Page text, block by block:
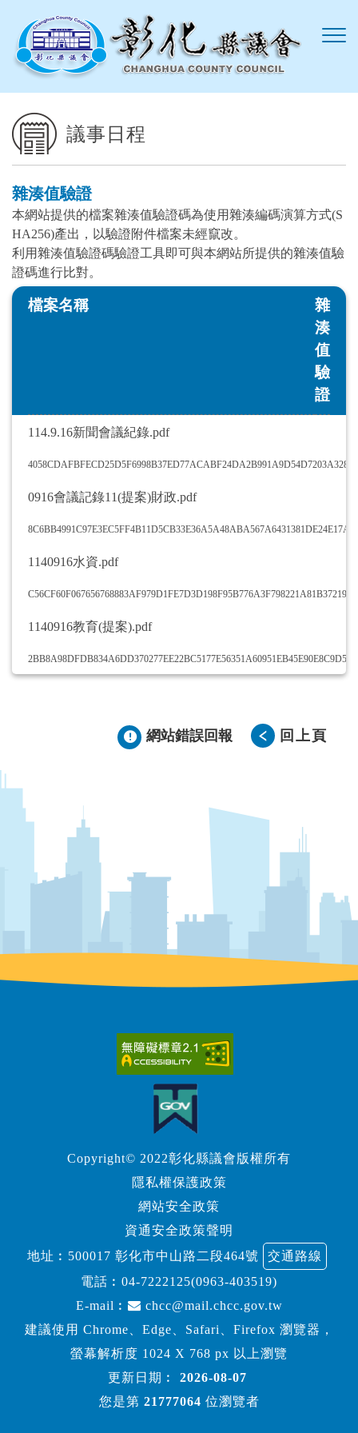
議事日程
雜湊值驗證
本網站提供的檔案雜湊值驗證碼為使用雜湊編碼演算方式(S
HA256)產出，以驗證附件檔案未經竄改。
利用雜湊值驗證碼驗證工具即可與本網站所提供的雜湊值驗
證碼進行比對。
檔案名稱
雜
湊
值
驗
證
114.9.16新聞會議紀錄.pdf
0916會議記錄11(提案)財政.pdf
1140916水資.pdf
1140916教育(提案).pdf
網站錯誤回報 回上頁
Copyright© 2022彰化縣議會版權所有
隱私權保護政策
網站安全政策
資通安全政策聲明
地址︰500017 彰化市中山路二段464號
交通路線
電話︰ 04-7222125(0963-403519)
E-mail︰
chcc@mail.chcc.gov.tw
建議使用 Chrome、Edge、Safari、Firefox 瀏覽器，
螢幕解析度 1024 X 768 px 以上瀏覽
更新日期︰
2026-08-07
您是第 21777064 位瀏覽者